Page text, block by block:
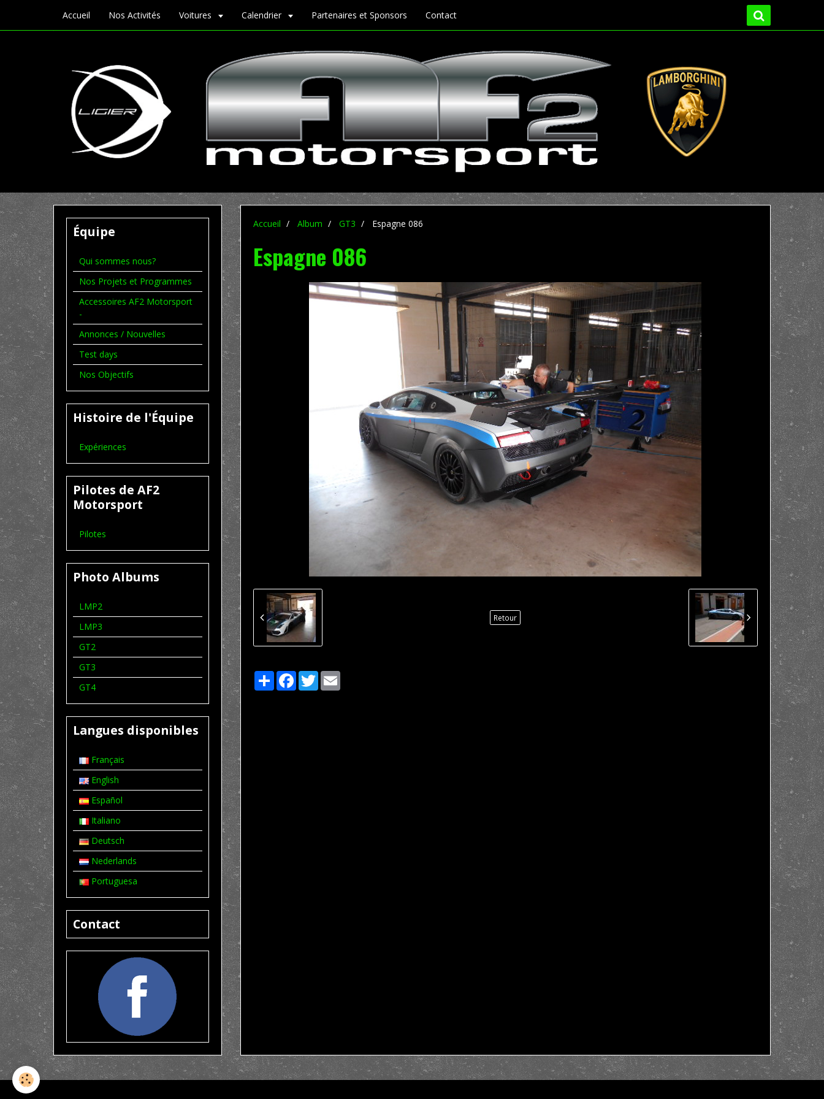
Accueil Nos Activités Voitures Calendrier Partenaires et Sponsors Contact
Accueil Album GT3 Espagne 086
Espagne 086
Retour
PartagerFacebook
TwitterEmail
Équipe
Qui sommes nous?
Nos Projets et Programmes
Accessoires AF2 Motorsport
-
Annonces / Nouvelles
Test days
Nos Objectifs
Histoire de l'Équipe
Expériences
Pilotes de AF2
Motorsport
Pilotes
Photo Albums
LMP2
LMP3
GT2
GT3
GT4
Langues disponibles
Français
English
Español
Italiano
Deutsch
Nederlands
Portuguesa
Contact